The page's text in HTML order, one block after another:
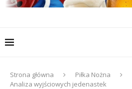
Strona główna Piłka Nożna
Analiza wyjściowych jedenastek